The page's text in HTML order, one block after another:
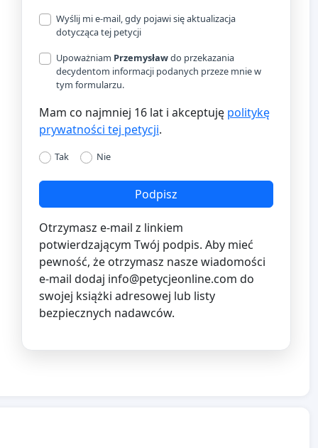
Wyślij mi e-mail, gdy pojawi się aktualizacja
dotycząca tej petycji
Upoważniam Przemysławdo przekazania
decydentom informacji podanych przeze mnie w
tym formularzu.
Mam co najmniej 16 lat i akceptuję politykę
prywatności tej petycji.
Tak Nie
Podpisz
Otrzymasz e-mail z linkiem
potwierdzającym Twój podpis. Aby mieć
pewność, że otrzymasz nasze wiadomości
e-mail dodaj info@petycjeonline.com do
swojej książki adresowej lub listy
bezpiecznych nadawców.